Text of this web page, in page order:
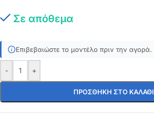
Σε απόθεμα
Επιβεβαιώστε το μοντέλο πριν την αγορά.
- +
ΠΡΟΣΘΉΚΗ ΣΤΟ ΚΑΛΆΘΙ